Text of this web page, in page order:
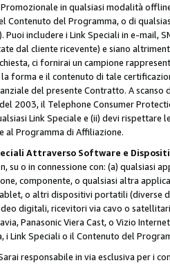
in qualsiasi modalità
Contenuto del Programma, o di
includere i Link Speciali in e-mail,
dal cliente ricevente) e siano
ci fornirai un campione
forma e il contenuto di tale
del presente Contratto. A
2003, il Telephone Consumer
Link Speciale e (ii) devi
al Programma di Affiliazione.
Attraverso Software e
su o in connessione con: (a)
componente, o qualsiasi altra
o altri dispositivi portatili (diverse
digitali, ricevitori via cavo o
Panasonic Viera Cast, o Vizio
i Link Speciali o il Contenuto del
responsabile in via esclusiva per i